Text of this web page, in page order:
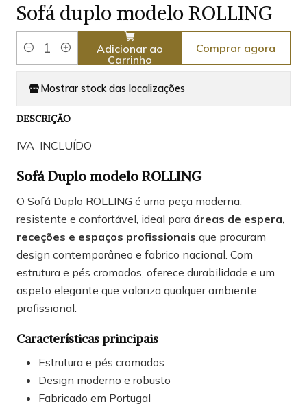
Sofá duplo modelo ROLLING
Quantidade
Adicionar ao
Carrinho
Comprar agora
Mostrar stock das localizações
DESCRIÇÃO
IVA INCLUÍDO
Sofá Duplo modelo ROLLING
O Sofá Duplo ROLLING é uma peça moderna,
resistente e confortável, ideal para áreas de espera,
receções e espaços profissionais que procuram
design contemporâneo e fabrico nacional. Com
estrutura e pés cromados, oferece durabilidade e um
aspeto elegante que valoriza qualquer ambiente
profissional.
Características principais
Estrutura e pés cromados
Design moderno e robusto
Fabricado em Portugal